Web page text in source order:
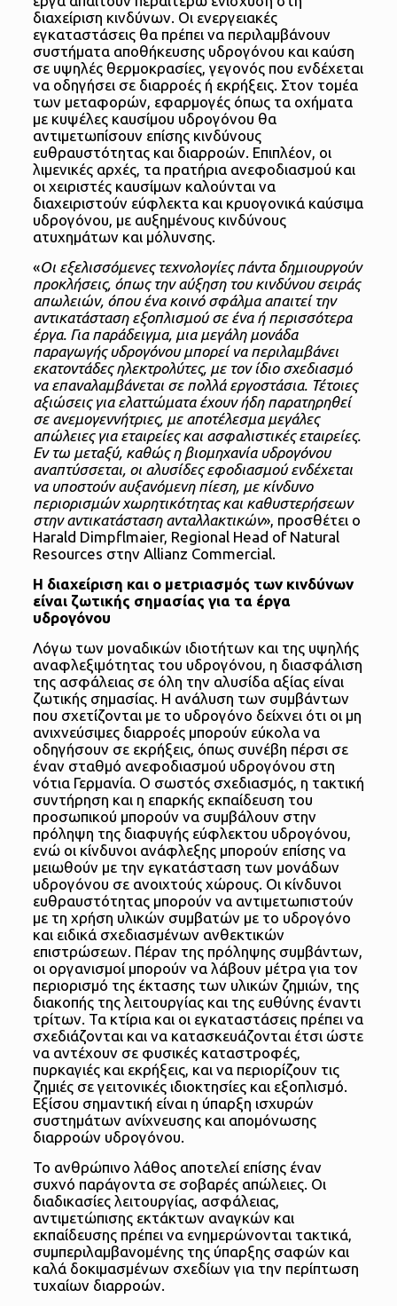
διαχείριση κινδύνων. Οι ενεργειακές
εγκαταστάσεις θα πρέπει να περιλαμβάνουν
συστήματα αποθήκευσης υδρογόνου και καύση
σε υψηλές θερμοκρασίες, γεγονός που ενδέχεται
να οδηγήσει σε διαρροές ή εκρήξεις. Στον τομέα
των μεταφορών, εφαρμογές όπως τα οχήματα
με κυψέλες καυσίμου υδρογόνου θα
αντιμετωπίσουν επίσης κινδύνους
ευθραυστότητας και διαρροών. Επιπλέον, οι
λιμενικές αρχές, τα πρατήρια ανεφοδιασμού και
οι χειριστές καυσίμων καλούνται να
διαχειριστούν εύφλεκτα και κρυογονικά καύσιμα
υδρογόνου, με αυξημένους κινδύνους
ατυχημάτων και μόλυνσης.
«Οι εξελισσόμενες τεχνολογίες πάντα δημιουργούν
προκλήσεις, όπως την αύξηση του κινδύνου σειράς
απωλειών, όπου ένα κοινό σφάλμα απαιτεί την
αντικατάσταση εξοπλισμού σε ένα ή περισσότερα
έργα. Για παράδειγμα, μια μεγάλη μονάδα
παραγωγής υδρογόνου μπορεί να περιλαμβάνει
εκατοντάδες ηλεκτρολύτες, με τον ίδιο σχεδιασμό
να επαναλαμβάνεται σε πολλά εργοστάσια. Τέτοιες
αξιώσεις για ελαττώματα έχουν ήδη παρατηρηθεί
σε ανεμογεννήτριες, με αποτέλεσμα μεγάλες
απώλειες για εταιρείες και ασφαλιστικές εταιρείες.
Εν τω μεταξύ, καθώς η βιομηχανία υδρογόνου
αναπτύσσεται, οι αλυσίδες εφοδιασμού ενδέχεται
να υποστούν αυξανόμενη πίεση, με κίνδυνο
περιορισμών χωρητικότητας και καθυστερήσεων
στην αντικατάσταση ανταλλακτικών», προσθέτει ο
Harald Dimpflmaier, Regional Head of Natural
Resources στην Allianz Commercial.
Η διαχείριση και ο μετριασμός των κινδύνων
είναι ζωτικής σημασίας για τα έργα
υδρογόνου
Λόγω των μοναδικών ιδιοτήτων και της υψηλής
αναφλεξιμότητας του υδρογόνου, η διασφάλιση
της ασφάλειας σε όλη την αλυσίδα αξίας είναι
ζωτικής σημασίας. Η ανάλυση των συμβάντων
που σχετίζονται με το υδρογόνο δείχνει ότι οι μη
ανιχνεύσιμες διαρροές μπορούν εύκολα να
οδηγήσουν σε εκρήξεις, όπως συνέβη πέρσι σε
έναν σταθμό ανεφοδιασμού υδρογόνου στη
νότια Γερμανία. Ο σωστός σχεδιασμός, η τακτική
συντήρηση και η επαρκής εκπαίδευση του
προσωπικού μπορούν να συμβάλουν στην
πρόληψη της διαφυγής εύφλεκτου υδρογόνου,
ενώ οι κίνδυνοι ανάφλεξης μπορούν επίσης να
μειωθούν με την εγκατάσταση των μονάδων
υδρογόνου σε ανοιχτούς χώρους. Οι κίνδυνοι
ευθραυστότητας μπορούν να αντιμετωπιστούν
με τη χρήση υλικών συμβατών με το υδρογόνο
και ειδικά σχεδιασμένων ανθεκτικών
επιστρώσεων. Πέραν της πρόληψης συμβάντων,
οι οργανισμοί μπορούν να λάβουν μέτρα για τον
περιορισμό της έκτασης των υλικών ζημιών, της
διακοπής της λειτουργίας και της ευθύνης έναντι
τρίτων. Τα κτίρια και οι εγκαταστάσεις πρέπει να
σχεδιάζονται και να κατασκευάζονται έτσι ώστε
να αντέχουν σε φυσικές καταστροφές,
πυρκαγιές και εκρήξεις, και να περιορίζουν τις
ζημιές σε γειτονικές ιδιοκτησίες και εξοπλισμό.
Εξίσου σημαντική είναι η ύπαρξη ισχυρών
συστημάτων ανίχνευσης και απομόνωσης
διαρροών υδρογόνου.
Το ανθρώπινο λάθος αποτελεί επίσης έναν
συχνό παράγοντα σε σοβαρές απώλειες. Οι
διαδικασίες λειτουργίας, ασφάλειας,
αντιμετώπισης εκτάκτων αναγκών και
εκπαίδευσης πρέπει να ενημερώνονται τακτικά,
συμπεριλαμβανομένης της ύπαρξης σαφών και
καλά δοκιμασμένων σχεδίων για την περίπτωση
τυχαίων διαρροών.